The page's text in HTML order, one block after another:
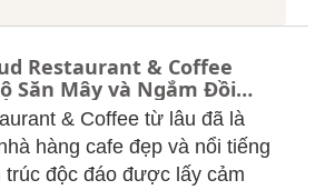
Restaurant & Coffee
Săn Mây và Ngắm Đồi
menu, review
& Coffee từ lâu đã là
hàng cafe đẹp và nổi tiếng
độc đáo được lấy cảm